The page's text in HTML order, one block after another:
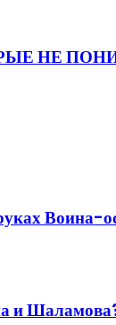
НЕ
Воина-
и